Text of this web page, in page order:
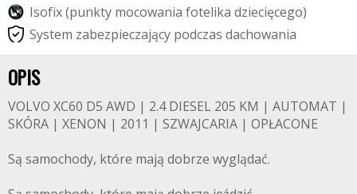
Isofix(punkty mocowania fotelika dziecięcego)
System zabezpieczający podczas dachowania
OPIS
VOLVO XC60 D5 AWD | 2.4 DIESEL 205 KM | AUTOMAT |
SKÓRA | XENON | 2011 | SZWAJCARIA | OPŁACONE
Są samochody, które mają dobrze wyglądać.